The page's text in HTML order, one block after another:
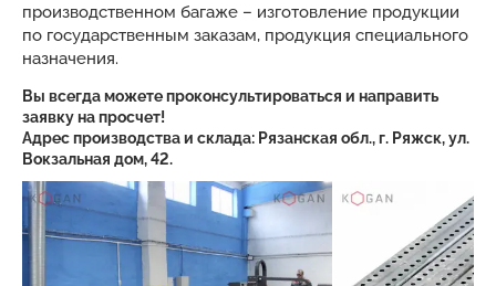
производственном багаже – изготовление продукции
по государственным заказам, продукция специального
назначения.
Вы всегда можете проконсультироваться и направить
заявку на просчет!
Адрес производства и склада: Рязанская обл., г. Ряжск, ул.
Вокзальная дом, 42.